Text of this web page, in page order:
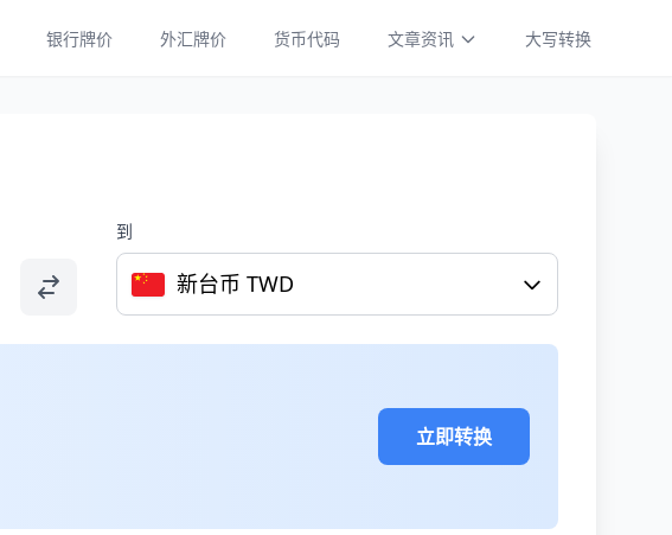
银行牌价 外汇牌价 货币代码 文章资讯 大写转换
到
新台币 TWD
立即转换